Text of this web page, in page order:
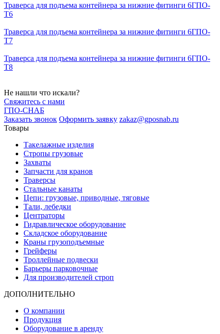
Траверса для подъема контейнера за нижние фитинги 6ГПО-
Т6
Траверса для подъема контейнера за нижние фитинги 6ГПО-
Т7
Траверса для подъема контейнера за нижние фитинги 6ГПО-
Т8
Не нашли что искали?
Свяжитесь с нами
ГПО-СНАБ
Заказать звонок Оформить заявку zakaz@gposnab.ru
Товары
Такелажные изделия
Стропы грузовые
Захваты
Запчасти для кранов
Траверсы
Стальные канаты
Цепи: грузовые, приводные, тяговые
Тали, лебедки
Центраторы
Гидравлическое оборудование
Складское оборудование
Краны грузоподъемные
Грейферы
Троллейные подвески
Барьеры парковочные
Для производителей строп
ДОПОЛНИТЕЛЬНО
О компании
Продукция
Оборудование в аренду